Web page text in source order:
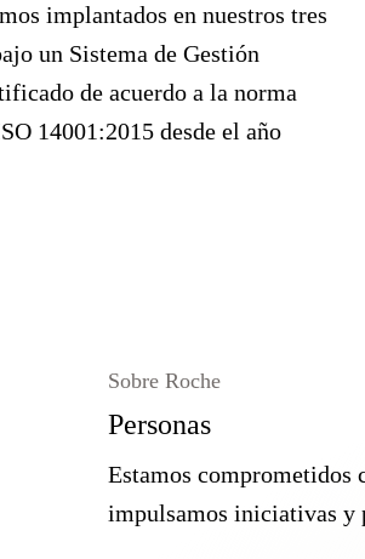
implantados en nuestros tres
un Sistema de Gestión
de acuerdo a la norma
14001:2015 desde el año
Personas
Sobre Roche
Estamos comprometidos
impulsamos iniciativas y